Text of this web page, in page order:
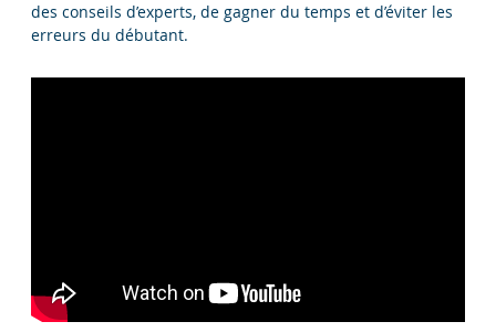
des conseils d’experts, de gagner du temps et d’éviter les
erreurs du débutant.